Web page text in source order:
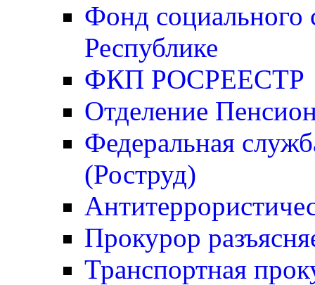
Фонд социального
Республике
ФКП РОСРЕЕСТР
Отделение
Федеральная
(Роструд)
Прокурор
Транспортная